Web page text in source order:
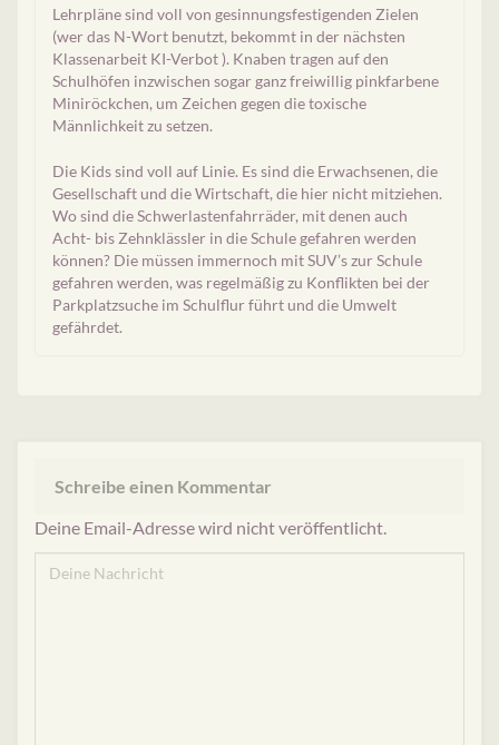
Lehrpläne sind voll von gesinnungsfestigenden Zielen
(wer das N-Wort benutzt, bekommt in der nächsten
Klassenarbeit KI-Verbot ). Knaben tragen auf den
Schulhöfen inzwischen sogar ganz freiwillig pinkfarbene
Miniröckchen, um Zeichen gegen die toxische
Männlichkeit zu setzen.
Die Kids sind voll auf Linie. Es sind die Erwachsenen, die
Gesellschaft und die Wirtschaft, die hier nicht mitziehen.
Wo sind die Schwerlastenfahrräder, mit denen auch
Acht- bis Zehnklässler in die Schule gefahren werden
können? Die müssen immernoch mit SUV’s zur Schule
gefahren werden, was regelmäßig zu Konflikten bei der
Parkplatzsuche im Schulflur führt und die Umwelt
gefährdet.
Schreibe einen Kommentar
Deine Email-Adresse wird nicht veröffentlicht.